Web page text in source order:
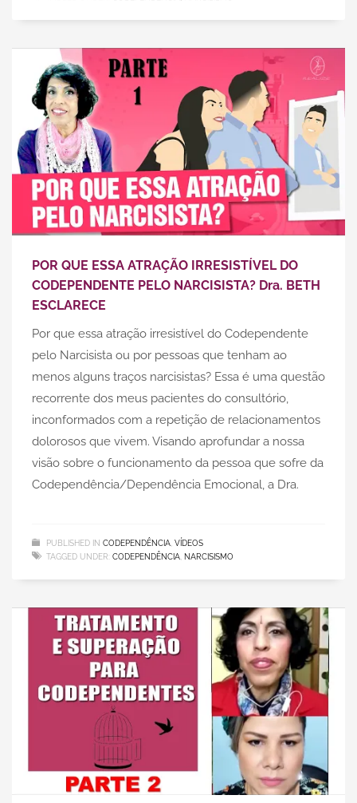
POR QUE ESSA ATRAÇÃO IRRESISTÍVEL DO
CODEPENDENTE PELO NARCISISTA? Dra. BETH
ESCLARECE
Por que essa atração irresistível do Codependente
pelo Narcisista ou por pessoas que tenham ao
menos alguns traços narcisistas? Essa é uma questão
recorrente dos meus pacientes do consultório,
inconformados com a repetição de relacionamentos
dolorosos que vivem. Visando aprofundar a nossa
visão sobre o funcionamento da pessoa que sofre da
Codependência/Dependência Emocional, a Dra.
PUBLISHED IN CODEPENDÊNCIA VÍDEOS
TAGGED UNDER: CODEPENDÊNCIA NARCISISMO